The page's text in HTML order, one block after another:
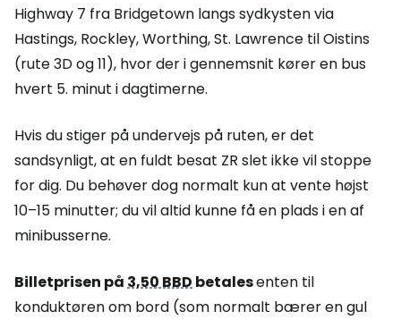
Highway 7 fra Bridgetown langs sydkysten via
Hastings, Rockley, Worthing, St. Lawrence til Oistins
(rute 3D og 11), hvor der i gennemsnit kører en bus
hvert 5. minut i dagtimerne.
Hvis du stiger på undervejs på ruten, er det
sandsynligt, at en fuldt besat ZR slet ikke vil stoppe
for dig. Du behøver dog normalt kun at vente højst
10–15 minutter; du vil altid kunne få en plads i en af
minibusserne.
Billetprisen på 3,50 BBD betalesenten til
konduktøren om bord (som normalt bærer en gul